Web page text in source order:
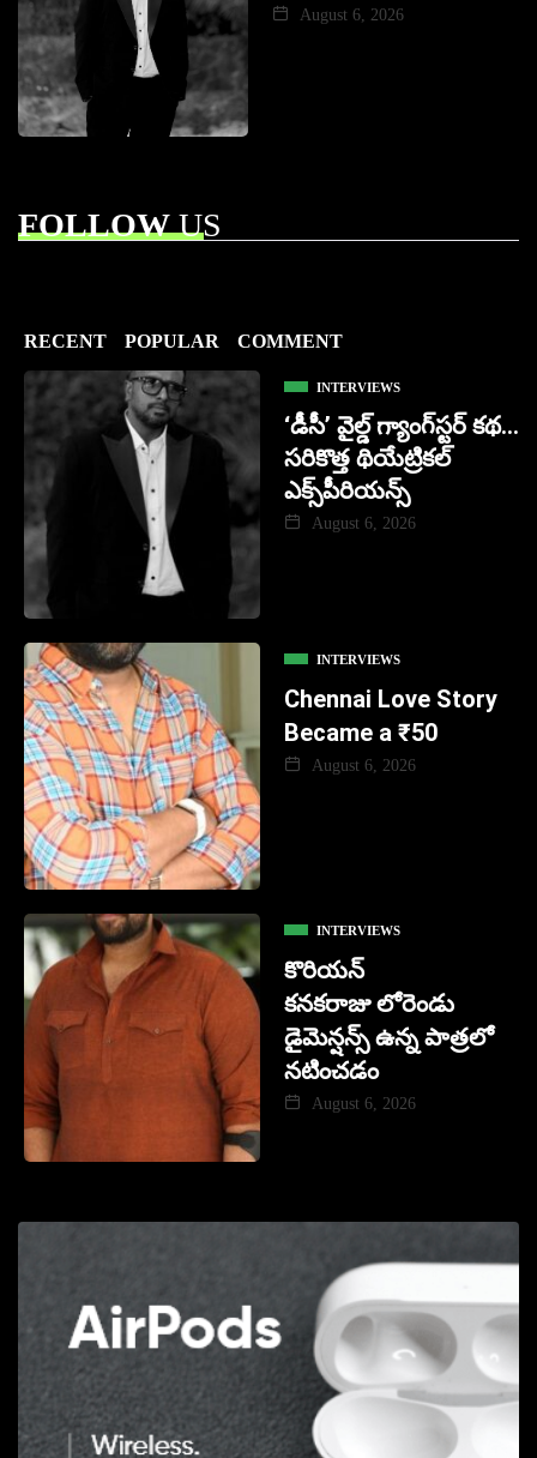
August 6, 2026
FOLLOWUS
RECENT POPULAR COMMENT
INTERVIEWS
‘డీసీ’ వైల్డ్ గ్యాంగ్‌స్టర్ కథ…
సరికొత్త థియేట్రికల్
ఎక్స్‌పీరియన్స్
August 6, 2026
INTERVIEWS
Chennai Love Story
Became a ₹50
August 6, 2026
INTERVIEWS
కొరియన్
కనకరాజు లోరెండు
డైమెన్షన్స్ ఉన్న పాత్రలో
నటించడం
August 6, 2026